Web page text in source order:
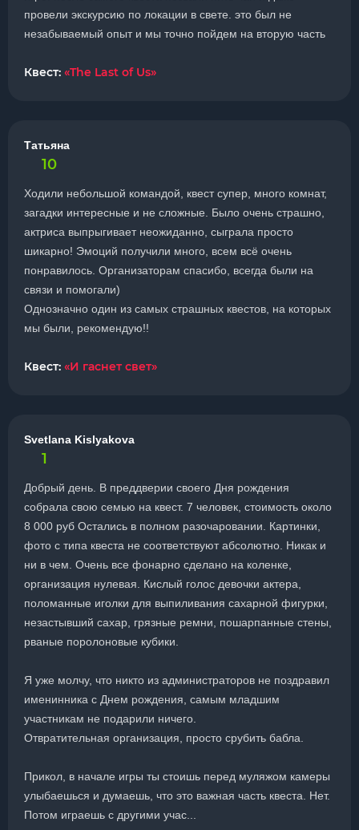
провели экскурсию по локации в свете. это был не
незабываемый опыт и мы точно пойдем на вторую часть
Квест: «The Last of Us»
Татьяна
10
Ходили небольшой командой, квест супер, много комнат,
загадки интересные и не сложные. Было очень страшно,
актриса выпрыгивает неожиданно, сыграла просто
шикарно! Эмоций получили много, всем всë очень
понравилось. Организаторам спасибо, всегда были на
связи и помогали)
Однозначно один из самых страшных квестов, на которых
мы были, рекомендую!!
Квест: «И гаснет свет»
Svetlana Kislyakova
1
Добрый день. В преддверии своего Дня рождения
собрала свою семью на квест. 7 человек, стоимость около
8 000 руб Остались в полном разочаровании. Картинки,
фото с типа квеста не соответствуют абсолютно. Никак и
ни в чем. Очень все фонарно сделано на коленке,
организация нулевая. Кислый голос девочки актера,
поломанные иголки для выпиливания сахарной фигурки,
незастывший сахар, грязные ремни, пошарпанные стены,
рваные поролоновые кубики.
Я уже молчу, что никто из администраторов не поздравил
именинника с Днем рождения, самым младшим
участникам не подарили ничего.
Отвратительная организация, просто срубить бабла.
Прикол, в начале игры ты стоишь перед муляжом камеры
улыбаешься и думаешь, что это важная часть квеста. Нет.
Потом играешь с другими учас...